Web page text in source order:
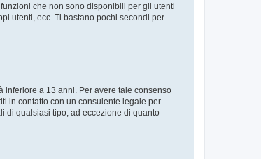
che non sono disponibili per gli utenti
utenti, ecc. Ti bastano pochi secondi per
inferiore a 13 anni. Per avere tale consenso
in contatto con un consulente legale per
di qualsiasi tipo, ad eccezione di quanto